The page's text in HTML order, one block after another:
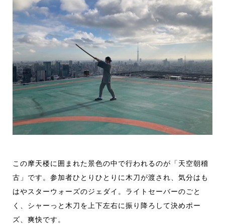
この摩天楼に囲まれた景色の中で行われるのが「天空朝稽
古」です。参加者ひとりひとりに木刀が渡され、気分はも
はやスターウォーズのジェダイ。ライトセーバーのごと
く、シャーっと木刀を上下左右に振り降ろして決めポー
ズ、爽快です。